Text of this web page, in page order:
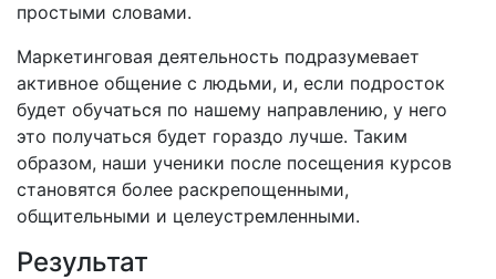
простыми словами.
Маркетинговая деятельность подразумевает
активное общение с людьми, и, если подросток
будет обучаться по нашему направлению, у него
это получаться будет гораздо лучше. Таким
образом, наши ученики после посещения курсов
становятся более раскрепощенными,
общительными и целеустремленными.
Результат